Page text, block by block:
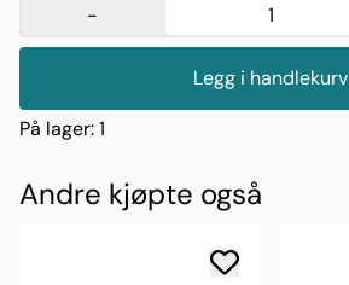
-
Legg i handlekurv
På lager: 1
Andre kjøpte også